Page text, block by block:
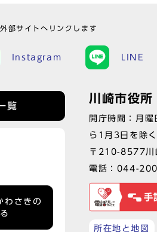
部サイトへリンクします
Instagram LINE
覧
わさきの
川崎市役所
開庁時間：月
ら1月3日を除く
〒210-8577川
電話： 044-
所在地と地図